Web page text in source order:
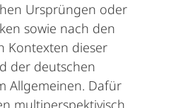
Ursprüngen oder
sowie nach den
Kontexten dieser
der deutschen
Allgemeinen. Dafür